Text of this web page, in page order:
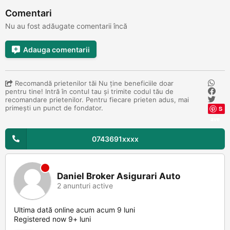
Comentari
Nu au fost adăugate comentarii încă
Adauga comentarii
Recomandă prietenilor tăi Nu ține beneficiile doar
pentru tine! Intră în contul tau și trimite codul tău de
recomandare prietenilor. Pentru fiecare prieten adus, mai
primești un punct de fondator.
S
0743691xxxx
Daniel Broker Asigurari Auto
2 anunturi active
Ultima dată online acum acum 9 luni
Registered now 9+ luni